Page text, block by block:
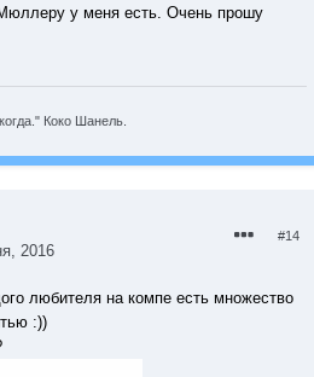
у меня есть. Очень прошу
Коко Шанель.
2016
#14
любителя на компе есть множество
:))